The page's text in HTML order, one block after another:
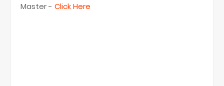
Master - Click Here